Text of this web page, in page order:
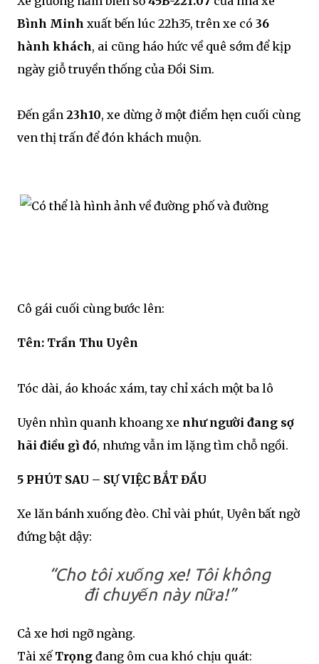
Bình Minh xuất bến lúc 22h35, trên xe có 36
hành khách, ai cũng háo hức về quê sớm để kịp
ngày giỗ truyền thống của Đồi Sim.
Đến gần 23h10, xe dừng ở một điểm hẹn cuối cùng
ven thị trấn để đón khách muộn.
Cô gái cuối cùng bước lên:
Tên: Trần Thu Uyên
Tóc dài, áo khoác xám, tay chỉ xách một ba lô
Uyên nhìn quanh khoang xe như người đang sợ
hãi điều gì đó, nhưng vẫn im lặng tìm chỗ ngồi.
5 PHÚT SAU – SỰ VIỆC BẮT ĐẦU
Xe lăn bánh xuống đèo. Chỉ vài phút, Uyên bất ngờ
đứng bật dậy:
“Cho tôi xuống xe! Tôi không
đi chuyến này nữa!”
Cả xe hơi ngỡ ngàng.
Tài xế Trọng đang ôm cua khó chịu quát: